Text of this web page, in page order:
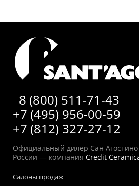
8 (800) 511-71-43
+7 (495) 956-00-59
+7 (812) 327-27-12
Официальный дилер Сан Агостино
России — компания Credit
Салоны продаж